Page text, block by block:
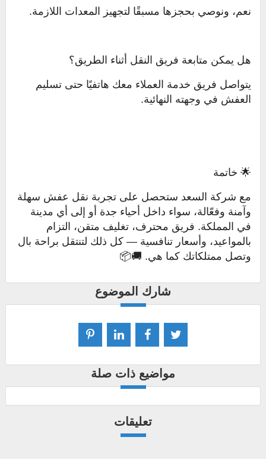
نعم، ونوصي بحجزها مسبقًا لتجهيز المعدات اللازمة.
هل يمكن متابعة فريق النقل أثناء الطريق؟
يتواصل فريق خدمة العملاء معك هاتفيًا حتى تسليم
العفش في وجهته النهائية.
🌟 خاتمة
مع شركة السعد ستحصل على تجربة نقل عفش سهلة
وآمنة وفعّالة، سواء داخل أحياء جدة أو إلى أي مدينة
في المملكة. فريق محترف، تغليف متقن، التزام
بالمواعيد، وأسعار تنافسية — كل ذلك لتنتقل براحة بال
وتصل ممتلكاتك كما هي. 🚚📦
شارك الموضوع
مواضيع ذات صلة
تعليقات